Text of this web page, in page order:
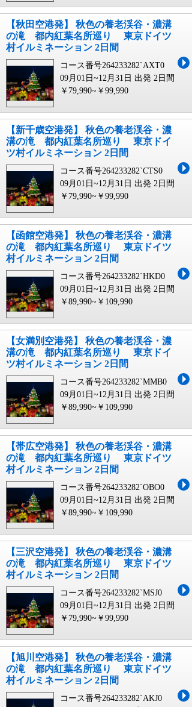
【秋田空港発】 秋色の養老渓谷・濃溝
の滝 都内紅葉名所巡り 東京ドイツ
村イルミネーション 2日間
コース番号264233282`AXT0
09月01日~12月31日 出発 2日間
￥79,990~￥99,990
【新千歳空港発】 秋色の養老渓谷・濃
溝の滝 都内紅葉名所巡り 東京ドイ
ツ村イルミネーション 2日間
コース番号264233282`CTS0
09月01日~12月31日 出発 2日間
￥79,990~￥99,990
【函館空港発】 秋色の養老渓谷・濃溝
の滝 都内紅葉名所巡り 東京ドイツ
村イルミネーション 2日間
コース番号264233282`HKD0
09月01日~12月31日 出発 2日間
￥89,990~￥109,990
【女満別空港発】 秋色の養老渓谷・濃
溝の滝 都内紅葉名所巡り 東京ドイ
ツ村イルミネーション 2日間
コース番号264233282`MMB0
09月01日~12月31日 出発 2日間
￥89,990~￥109,990
【帯広空港発】 秋色の養老渓谷・濃溝
の滝 都内紅葉名所巡り 東京ドイツ
村イルミネーション 2日間
コース番号264233282`OBO0
09月01日~12月31日 出発 2日間
￥89,990~￥109,990
【三沢空港発】 秋色の養老渓谷・濃溝
の滝 都内紅葉名所巡り 東京ドイツ
村イルミネーション 2日間
コース番号264233282`MSJ0
09月01日~12月31日 出発 2日間
￥79,990~￥99,990
【旭川空港発】 秋色の養老渓谷・濃溝
の滝 都内紅葉名所巡り 東京ドイツ
村イルミネーション 2日間
コース番号264233282`AKJ0